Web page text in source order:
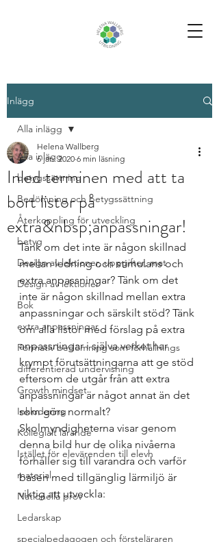
Inlägg
Alla inlägg
betygssättning
Bedömning och betygssättning
Återkoppling för utveckling
betyg
Design av lektioner, uppgifter, mat
Design av lektioner
Bok
extra anpassningar
Formativ bedömning som förhållnings
differentierad undervisning
Growth mindset
Inkludering
Kollegialt lärande
Istället för elevärenden till elevh
material
Nationella prov
Ledarskap
specialpedagogen och försteläraren
Alla inlägg
Inled terminen med att ta
bort listor på
extra&nbsp;anpassningar!
Helena Wallberg
6 jan. 2020 6 min läsning
Tänk om det inte är någon skillnad
mellan ledning och stimulans och
extra anpassningar? Tänk om det
inte är någon skillnad mellan extra
anpassningar och särskilt stöd? Tänk
om alla listor med förslag på extra
anpassningar i själva verket har
krympt förutsättningarna att ge stöd
eftersom de utgår från att extra
anpassningar är något annat än det
som görs normalt?
Skolmyndigheterna visar genom
denna bild hur de olika nivåerna
förhåller sig till varandra och varför
basen med tillgänglig lärmiljö är
viktig att utveckla: